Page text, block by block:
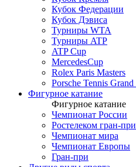
Кубок Федерации
Кубок Дэвиса
Турниры WTA
Турниры ATP
ATP Cup
MercedesCup
Rolex Paris Masters
Porsche Tennis
Фигурное катание
Фигурное катание
Чемпионат России
Ростелеком гран-
Чемпионат мира
Чемпионат Европы
Гран-при